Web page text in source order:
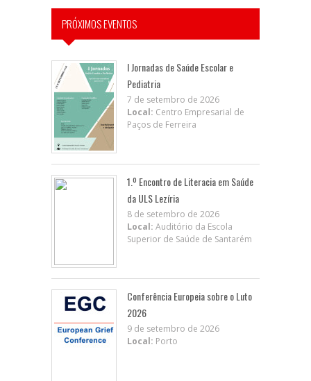
PRÓXIMOS EVENTOS
I Jornadas de Saúde Escolar e
Pediatria
7 de setembro de 2026
Local: Centro Empresarial de
Paços de Ferreira
1.º Encontro de Literacia em Saúde
da ULS Lezíria
8 de setembro de 2026
Local: Auditório da Escola
Superior de Saúde de Santarém
Conferência Europeia sobre o Luto
2026
9 de setembro de 2026
Local: Porto